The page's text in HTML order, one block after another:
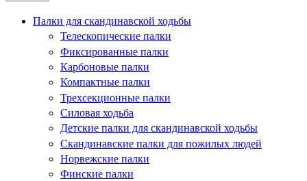
Палки для скандинавской ходьбы
Телескопические палки
Фиксированные палки
Карбоновые палки
Компактные палки
Трехсекционные палки
Силовая ходьба
Детские палки для скандинавской ходьбы
Скандинавские палки для пожилых людей
Норвежские палки
Финские палки